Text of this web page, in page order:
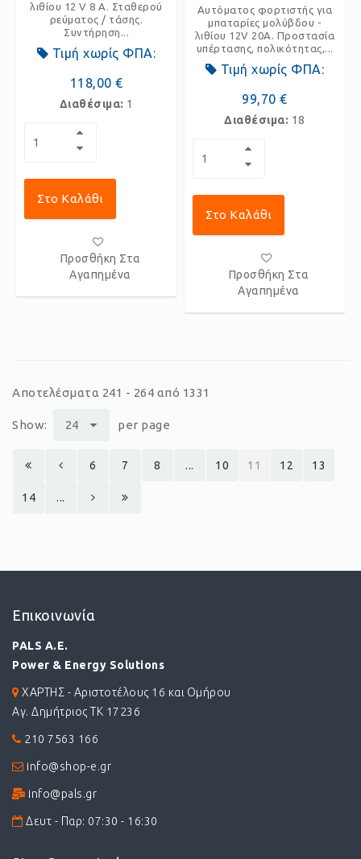
λιθίου 12 V 8 A. Σταθερού
ρεύματος / τάσης.
Συντήρηση...
Τιμή χωρίς ΦΠΑ:
118,00 €
Διαθέσιμα: 1
Στο Καλάθι
Προσθήκη Στα
Αγαπημένα
Αυτόματος φορτιστής για
μπαταρίες μολύβδου -
λιθίου 12V 20Α. Προστασία
υπέρτασης, πολικότητας,...
Τιμή χωρίς ΦΠΑ:
99,70 €
Διαθέσιμα: 18
Στο Καλάθι
Προσθήκη Στα
Αγαπημένα
Αποτελέσματα 241 - 264 από 1331
Show: 24 per page
6 7 8 ... 10 11 12 13
14 ...
Επικοινωνία
PALS A.E.
Power & Energy Solutions
ΧΑΡΤΗΣ - Αριστοτέλους 16 και Ομήρου
Αγ. Δημήτριος ΤΚ 17236
210 7563 166
info@shop-e.gr
info@pals.gr
Δευτ - Παρ: 07:30 - 16:30